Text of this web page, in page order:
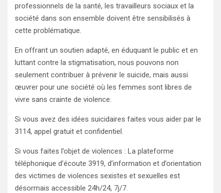
professionnels de la santé, les travailleurs sociaux et la
société dans son ensemble doivent être sensibilisés à
cette problématique.
En offrant un soutien adapté, en éduquant le public et en
luttant contre la stigmatisation, nous pouvons non
seulement contribuer à prévenir le suicide, mais aussi
œuvrer pour une société où les femmes sont libres de
vivre sans crainte de violence.
Si vous avez des idées suicidaires faites vous aider par le
3114, appel gratuit et confidentiel.
Si vous faites l’objet de violences : La plateforme
téléphonique d’écoute 3919, d’information et d’orientation
des victimes de violences sexistes et sexuelles est
désormais accessible 24h/24, 7j/7.